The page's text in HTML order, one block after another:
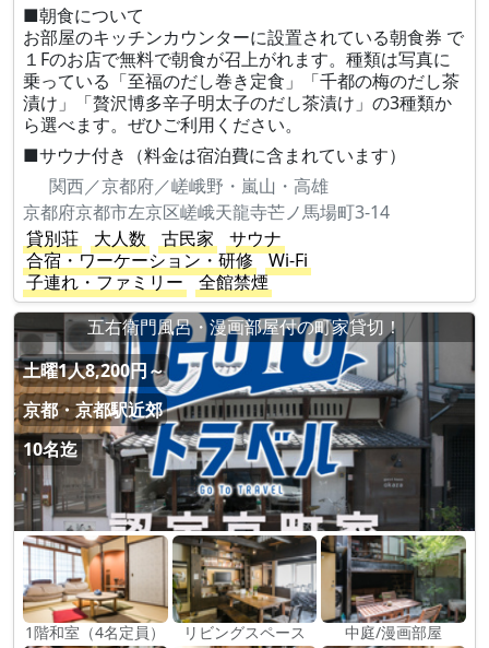
■朝食について
お部屋のキッチンカウンターに設置されている朝食券 で
１Fのお店で無料で朝食が召上がれます。種類は写真に
乗っている「至福のだし巻き定食」「千都の梅のだし茶
漬け」「贅沢博多辛子明太子のだし茶漬け」の3種類か
ら選べます。ぜひご利用ください。
■サウナ付き（料金は宿泊費に含まれています）
関西／京都府／嵯峨野・嵐山・高雄
京都府京都市左京区嵯峨天龍寺芒ノ馬場町3-14
貸別荘
大人数 古民家
サウナ
合宿・ワーケーション・研修
Wi-Fi
子連れ・ファミリー
全館禁煙
五右衛門風呂・漫画部屋付の町家貸切！
土曜1人8,200円～
京都・京都駅近郊
10名迄
1階和室（4名定員） リビングスペース 中庭/漫画部屋